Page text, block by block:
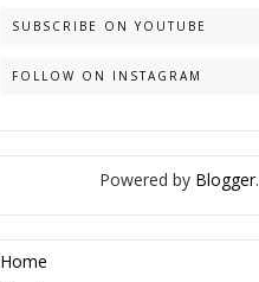
SUBSCRIBE ON YOUTUBE
FOLLOW ON INSTAGRAM
Powered by Blogger.
Home